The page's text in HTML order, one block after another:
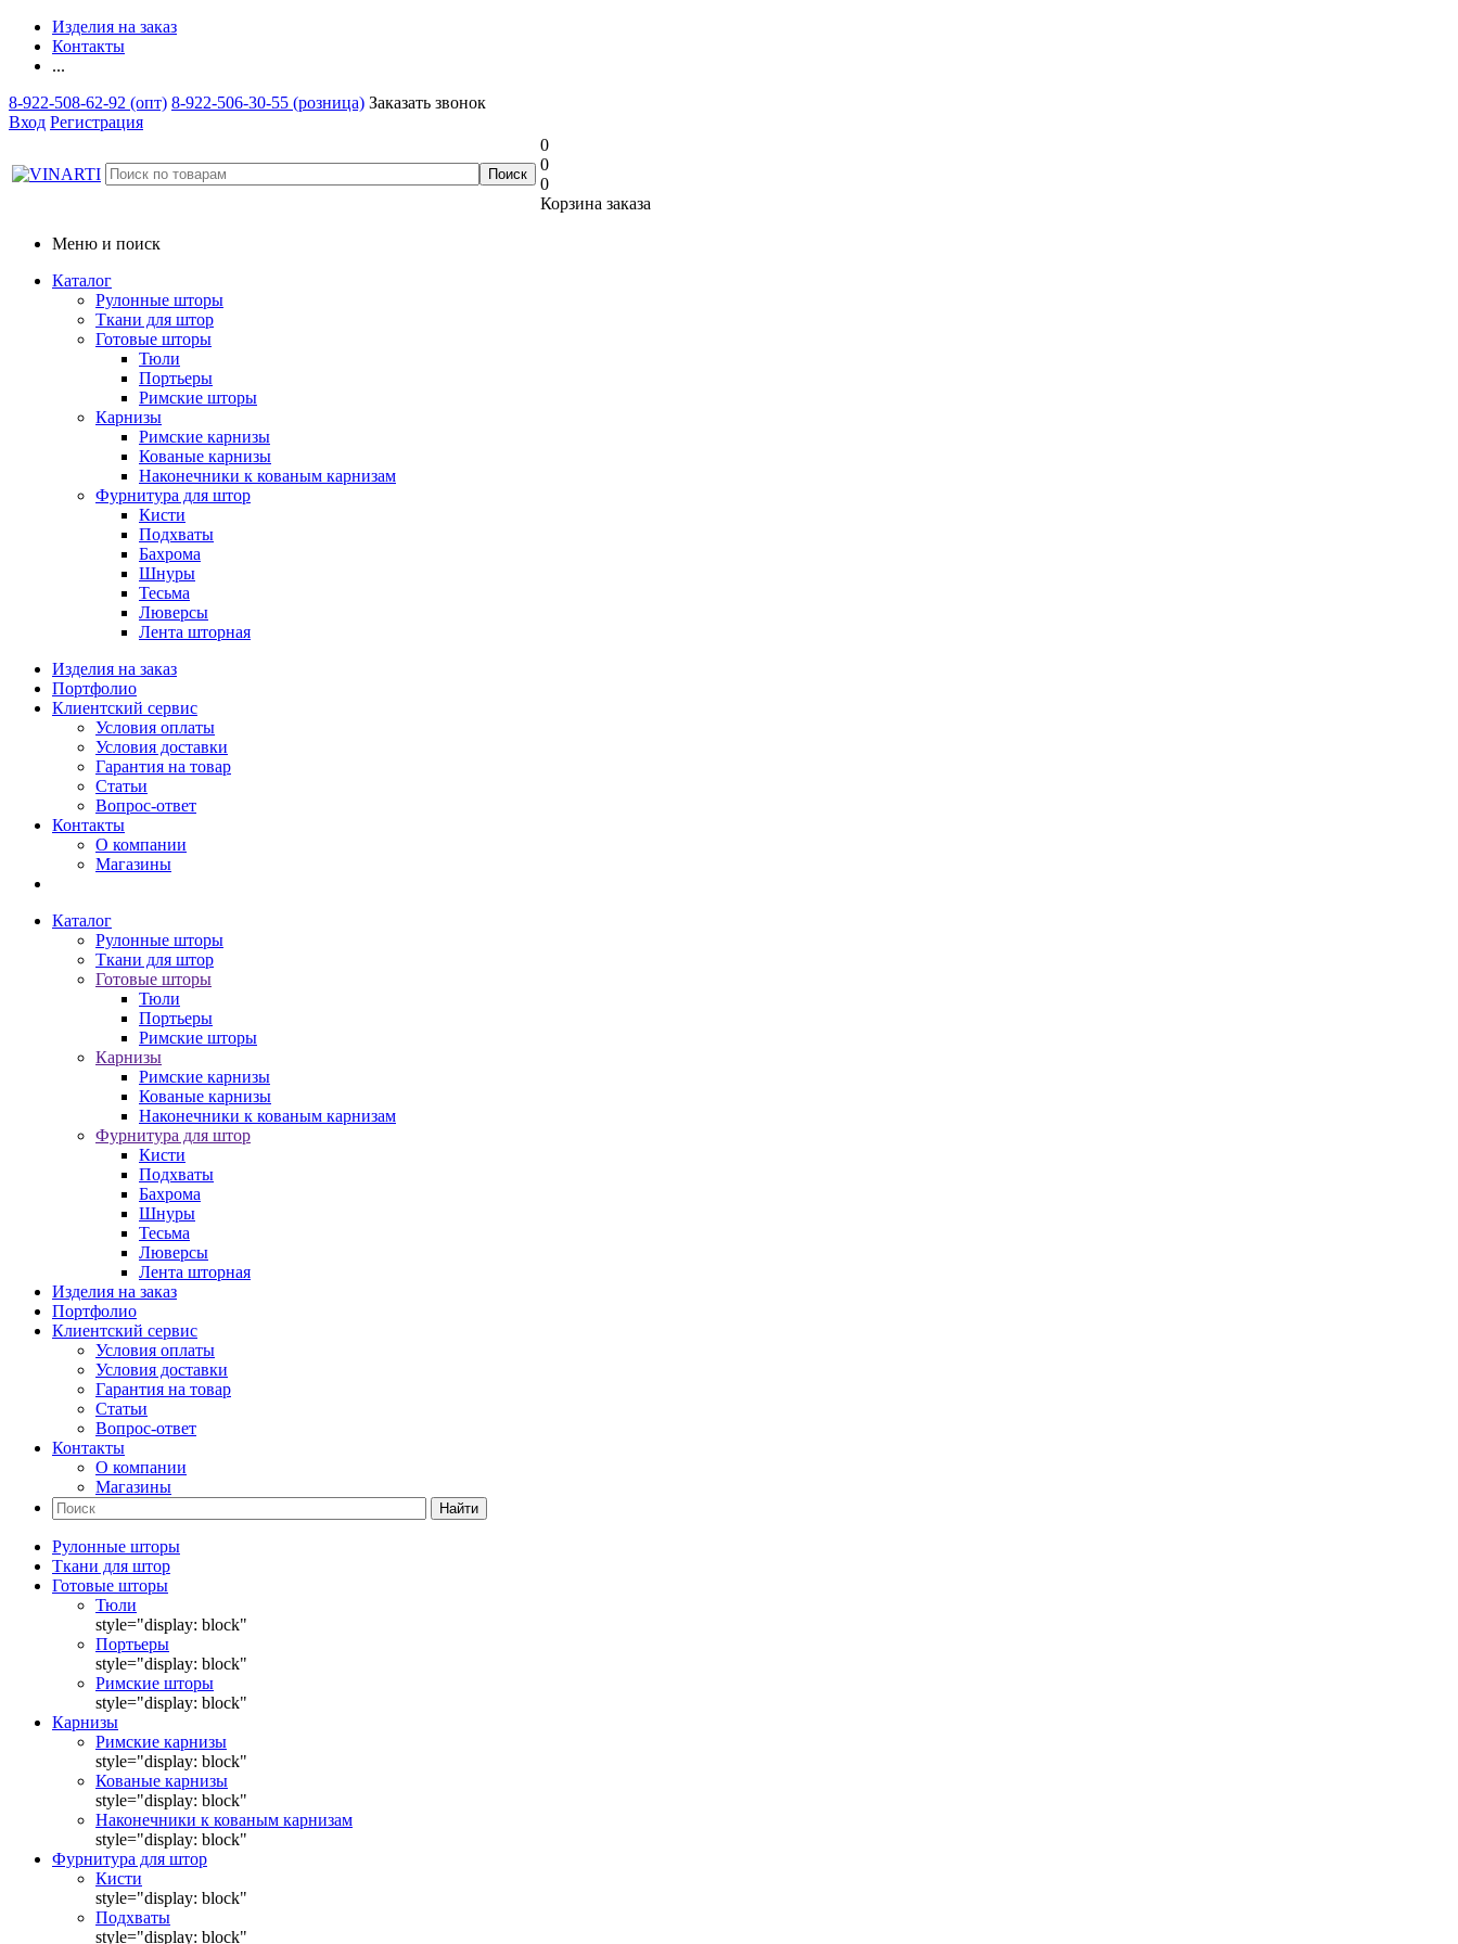
Изделия на заказ
Контакты
...
8-922-508-62-92 (опт) 8-922-506-30-55 (розница) Заказать звонок
Вход Регистрация
0
0
0
Корзина заказа
Меню и поиск
Каталог
Рулонные шторы
Ткани для штор
Готовые шторы
Тюли
Портьеры
Римские шторы
Карнизы
Римские карнизы
Кованые карнизы
Наконечники к кованым карнизам
Фурнитура для штор
Кисти
Подхваты
Бахрома
Шнуры
Тесьма
Люверсы
Лента шторная
Изделия на заказ
Портфолио
Клиентский сервис
Условия оплаты
Условия доставки
Гарантия на товар
Статьи
Вопрос-ответ
Контакты
О компании
Магазины
Каталог
Рулонные шторы
Ткани для штор
Готовые шторы
Тюли
Портьеры
Римские шторы
Карнизы
Римские карнизы
Кованые карнизы
Наконечники к кованым карнизам
Фурнитура для штор
Кисти
Подхваты
Бахрома
Шнуры
Тесьма
Люверсы
Лента шторная
Изделия на заказ
Портфолио
Клиентский сервис
Условия оплаты
Условия доставки
Гарантия на товар
Статьи
Вопрос-ответ
Контакты
О компании
Магазины
Найти
Рулонные шторы
Ткани для штор
Готовые шторы
Тюли
style="display: block"
Портьеры
style="display: block"
Римские шторы
style="display: block"
Карнизы
Римские карнизы
style="display: block"
Кованые карнизы
style="display: block"
Наконечники к кованым карнизам
style="display: block"
Фурнитура для штор
Кисти
style="display: block"
Подхваты
style="display: block"